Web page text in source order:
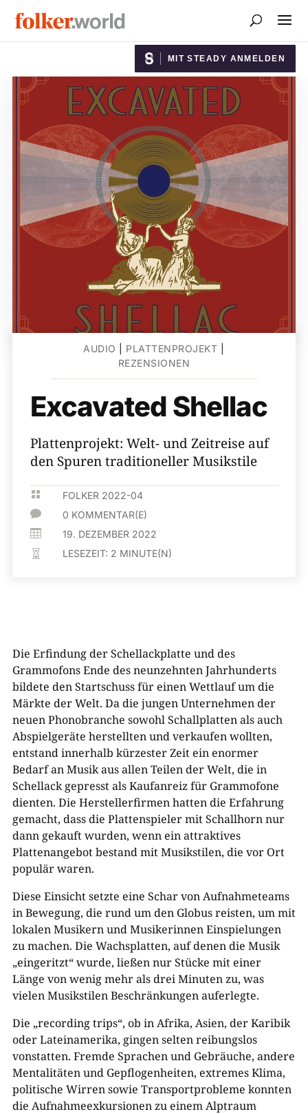
MIT STEADY ANMELDEN
AUDIO PLATTENPROJEKT
REZENSIONEN
Excavated Shellac
Plattenprojekt: Welt- und Zeitreise auf
den Spuren traditioneller Musikstile
 FOLKER 2022-04
 0 KOMMENTAR(E)
 19. DEZEMBER 2022
 LESEZEIT: 2 MINUTE(N)
Die Erfindung der Schellackplatte und des
Grammofons Ende des neunzehnten Jahrhunderts
bildete den Startschuss für einen Wettlauf um die
Märkte der Welt. Da die jungen Unternehmen der
neuen Phonobranche sowohl Schallplatten als auch
Abspielgeräte herstellten und verkaufen wollten,
entstand innerhalb kürzester Zeit ein enormer
Bedarf an Musik aus allen Teilen der Welt, die in
Schellack gepresst als Kaufanreiz für Grammofone
dienten. Die Herstellerfirmen hatten die Erfahrung
gemacht, dass die Plattenspieler mit Schallhorn nur
dann gekauft wurden, wenn ein attraktives
Plattenangebot bestand mit Musikstilen, die vor Ort
populär waren.
Diese Einsicht setzte eine Schar von Aufnahmeteams
in Bewegung, die rund um den Globus reisten, um mit
lokalen Musikern und Musikerinnen Einspielungen
zu machen. Die Wachsplatten, auf denen die Musik
„eingeritzt“ wurde, ließen nur Stücke mit einer
Länge von wenig mehr als drei Minuten zu, was
vielen Musikstilen Beschränkungen auferlegte.
Die „recording trips“, ob in Afrika, Asien, der Karibik
oder Lateinamerika, gingen selten reibungslos
vonstatten. Fremde Sprachen und Gebräuche, andere
Mentalitäten und Gepflogenheiten, extremes Klima,
politische Wirren sowie Transportprobleme konnten
die Aufnahmeexkursionen zu einem Alptraum